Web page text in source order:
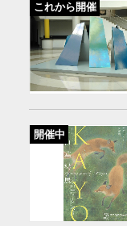
これから開催
開催中